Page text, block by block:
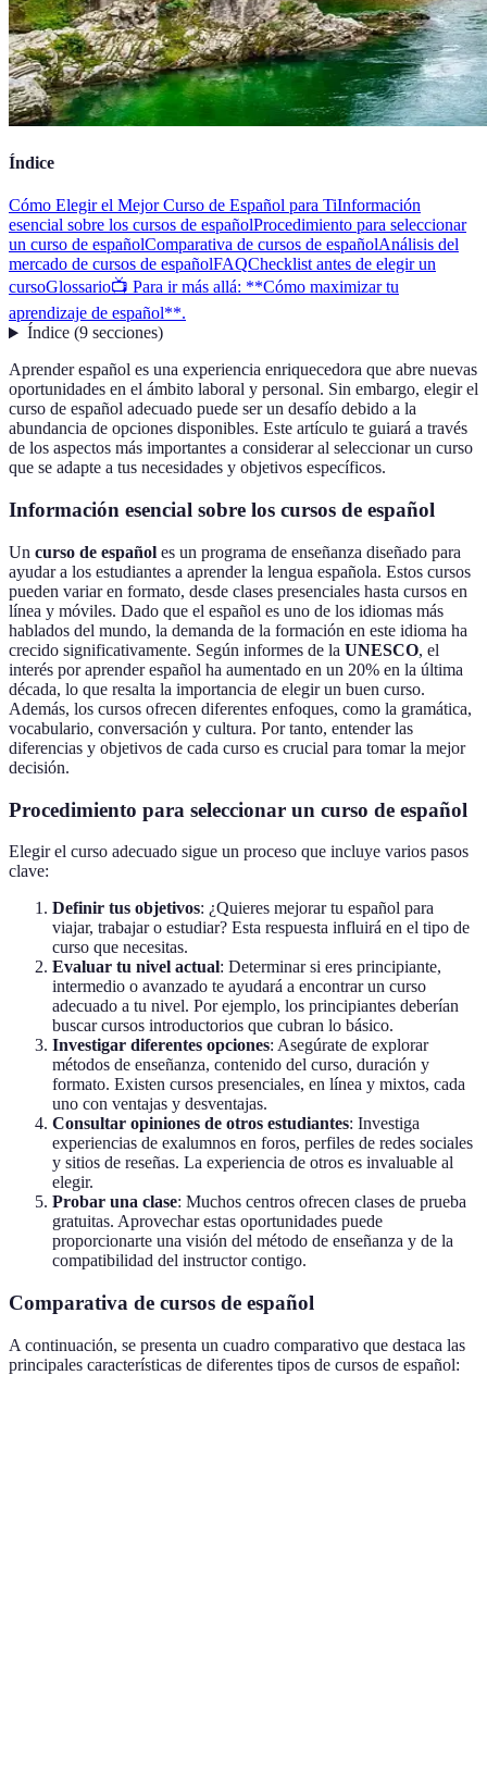
Índice
Cómo Elegir el Mejor Curso de Español para TiInformación
esencial sobre los cursos de españolProcedimiento para seleccionar
un curso de españolComparativa de cursos de españolAnálisis del
mercado de cursos de españolFAQChecklist antes de elegir un
cursoGlossario📺 Para ir más allá: **Cómo maximizar tu
aprendizaje de español**.
Índice(9 secciones)
Aprender español es una experiencia enriquecedora que abre nuevas
oportunidades en el ámbito laboral y personal. Sin embargo, elegir el
curso de español adecuado puede ser un desafío debido a la
abundancia de opciones disponibles. Este artículo te guiará a través
de los aspectos más importantes a considerar al seleccionar un curso
que se adapte a tus necesidades y objetivos específicos.
Información esencial sobre los cursos de español
Un curso de español es un programa de enseñanza diseñado para
ayudar a los estudiantes a aprender la lengua española. Estos cursos
pueden variar en formato, desde clases presenciales hasta cursos en
línea y móviles. Dado que el español es uno de los idiomas más
hablados del mundo, la demanda de la formación en este idioma ha
crecido significativamente. Según informes de la UNESCO, el
interés por aprender español ha aumentado en un 20% en la última
década, lo que resalta la importancia de elegir un buen curso.
Además, los cursos ofrecen diferentes enfoques, como la gramática,
vocabulario, conversación y cultura. Por tanto, entender las
diferencias y objetivos de cada curso es crucial para tomar la mejor
decisión.
Procedimiento para seleccionar un curso de español
Elegir el curso adecuado sigue un proceso que incluye varios pasos
clave:
Definir tus objetivos: ¿Quieres mejorar tu español para
viajar, trabajar o estudiar? Esta respuesta influirá en el tipo de
curso que necesitas.
Evaluar tu nivel actual: Determinar si eres principiante,
intermedio o avanzado te ayudará a encontrar un curso
adecuado a tu nivel. Por ejemplo, los principiantes deberían
buscar cursos introductorios que cubran lo básico.
Investigar diferentes opciones: Asegúrate de explorar
métodos de enseñanza, contenido del curso, duración y
formato. Existen cursos presenciales, en línea y mixtos, cada
uno con ventajas y desventajas.
Consultar opiniones de otros estudiantes: Investiga
experiencias de exalumnos en foros, perfiles de redes sociales
y sitios de reseñas. La experiencia de otros es invaluable al
elegir.
Probar una clase: Muchos centros ofrecen clases de prueba
gratuitas. Aprovechar estas oportunidades puede
proporcionarte una visión del método de enseñanza y de la
compatibilidad del instructor contigo.
Comparativa de cursos de español
A continuación, se presenta un cuadro comparativo que destaca las
principales características de diferentes tipos de cursos de español: